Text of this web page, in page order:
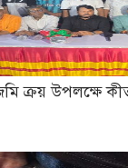
ক্রয় উপলক্ষে